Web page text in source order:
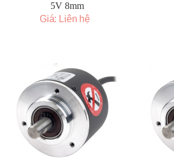
5V 8mm
Giá: Liên hệ